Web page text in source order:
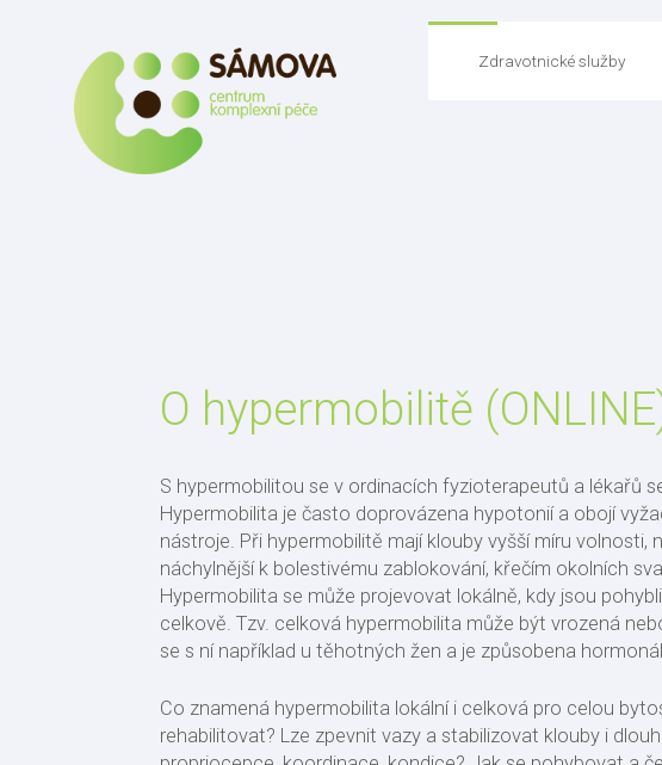
Zdravotnické služby
O hypermobilitě
S hypermobilitou se v ordinacích fyzioterapeutů a lékařů
Hypermobilita je často doprovázena hypotonií a obojí
nástroje. Při hypermobilitě mají klouby vyšší míru volnosti,
náchylnější k bolestivému zablokování, křečím okolních
Hypermobilita se může projevovat lokálně, kdy jsou
celkově. Tzv. celková hypermobilita může být vrozená
se s ní například u těhotných žen a je způsobena
Co znamená hypermobilita lokální i celková pro celou
rehabilitovat? Lze zpevnit vazy a stabilizovat klouby i